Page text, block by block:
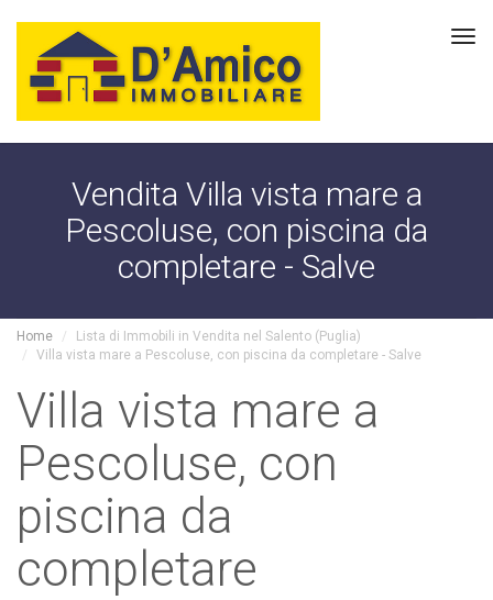
Vendita Villa vista mare a
Pescoluse, con piscina da
completare - Salve
Home
Lista di Immobili in Vendita nel Salento (Puglia)
Villa vista mare a Pescoluse, con piscina da completare - Salve
Villa vista mare a
Pescoluse, con
piscina da
completare